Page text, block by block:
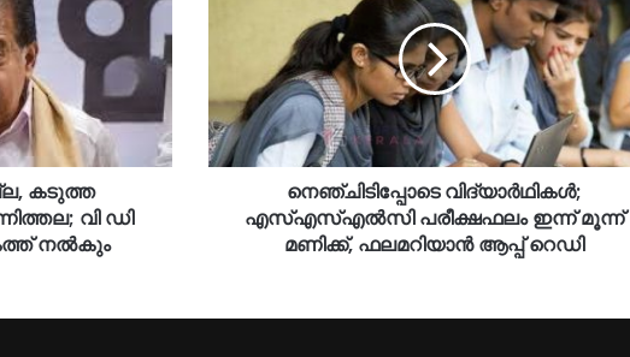
കടുത്ത
വി ഡി
നൽകും
നെഞ്ചിടിപ്പോടെ വിദ്യാർഥികൾ;
എസ്എസ്എൽസി പരീക്ഷഫലം ഇന്ന് മൂന്ന്
മണിക്ക്, ഫലമറിയാൻ ആപ്പ് റെഡി